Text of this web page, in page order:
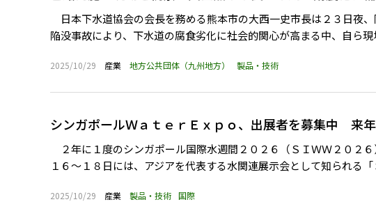
日本下水道協会の会長を務める熊本市の大西一史市長は２３日夜
陥没事故により、下水道の腐食劣化に社会的関心が高まる中、自ら
2025/10/29 産業 地方公共団体（九州地方） 製品・技術
シンガポールＷａｔｅｒＥｘｐｏ、出展者を募集中 来
２年に１度のシンガポール国際水週間２０２６（ＳＩＷＷ２０２
１６～１８日には、アジアを代表する水関連展示会として知られ
2025/10/29 産業 製品・技術 国際